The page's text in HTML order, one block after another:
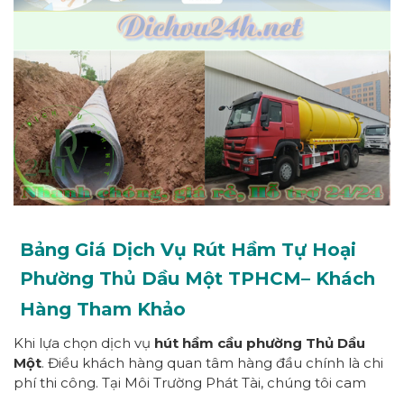
Bảng Giá Dịch Vụ Rút Hầm Tự Hoại
Phường Thủ Dầu Một TPHCM– Khách
Hàng Tham Khảo
Khi lựa chọn dịch vụ hút hầm cầu phường Thủ Dầu
Một. Điều khách hàng quan tâm hàng đầu chính là chi
phí thi công. Tại Môi Trường Phát Tài, chúng tôi cam